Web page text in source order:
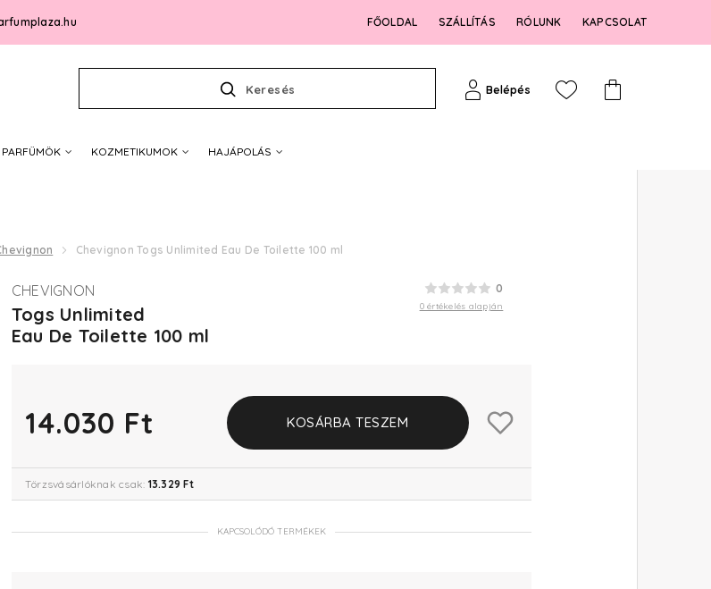
FŐOLDAL SZÁLLÍTÁS RÓLUNK KAPCSOLAT
Keresés Belépés
PARFÜMÖK KOZMETIKUMOK HAJÁPOLÁS
Chevignon Togs Unlimited Eau De Toilette 100 ml
0
0 értékelés alapján
CHEVIGNON
Togs Unlimited
Eau De Toilette 100 ml
14.030 Ft KOSÁRBA TESZEM
Törzsvásárlóknak csak: 13.329 Ft
KAPCSOLÓDÓ TERMÉKEK